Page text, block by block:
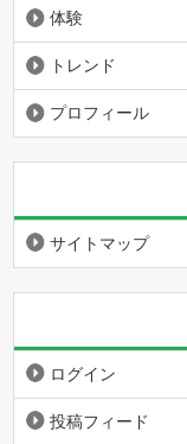
体験
トレンド
プロフィール
サイトマップ
ログイン
投稿フィード